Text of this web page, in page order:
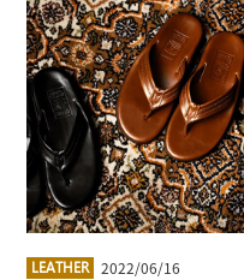
LEATHER 2022/06/16